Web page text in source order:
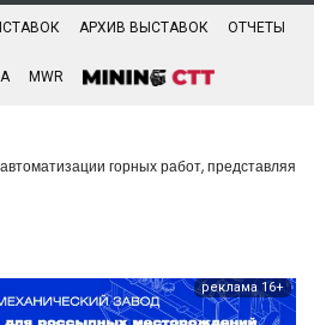
АРХИВ ВЫСТАВОК ОТЧЕТЫ
MWR
горных работ, представляя
реклама 16+